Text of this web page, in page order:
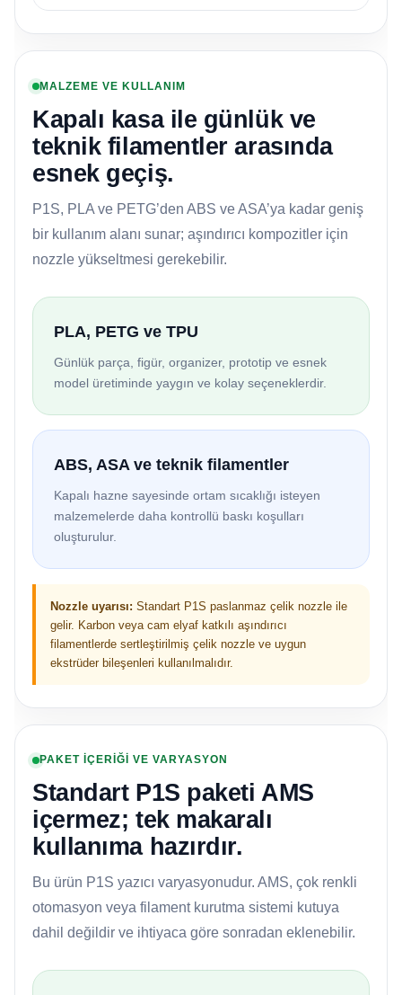
MALZEME VE KULLANIM
Kapalı kasa ile günlük ve
teknik filamentler arasında
esnek geçiş.
P1S, PLA ve PETG’den ABS ve ASA’ya kadar geniş
bir kullanım alanı sunar; aşındırıcı kompozitler için
nozzle yükseltmesi gerekebilir.
PLA, PETG ve TPU
Günlük parça, figür, organizer, prototip ve esnek
model üretiminde yaygın ve kolay seçeneklerdir.
ABS, ASA ve teknik filamentler
Kapalı hazne sayesinde ortam sıcaklığı isteyen
malzemelerde daha kontrollü baskı koşulları
oluşturulur.
Nozzle uyarısı: Standart P1S paslanmaz çelik nozzle ile
gelir. Karbon veya cam elyaf katkılı aşındırıcı
filamentlerde sertleştirilmiş çelik nozzle ve uygun
ekstrüder bileşenleri kullanılmalıdır.
PAKET İÇERİĞİ VE VARYASYON
Standart P1S paketi AMS
içermez; tek makaralı
kullanıma hazırdır.
Bu ürün P1S yazıcı varyasyonudur. AMS, çok renkli
otomasyon veya filament kurutma sistemi kutuya
dahil değildir ve ihtiyaca göre sonradan eklenebilir.